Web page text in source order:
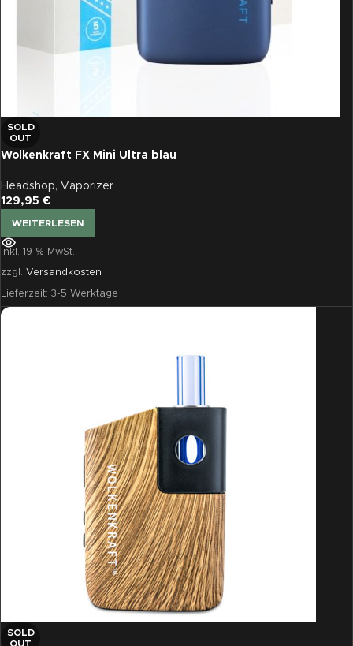
SOLD
OUT
Wolkenkraft FX Mini Ultra blau
Headshop, Vaporizer
129,95 €
WEITERLESEN
inkl. 19 % MwSt.
zzgl. Versandkosten
Lieferzeit: 3-5 Werktage
SOLD
OUT